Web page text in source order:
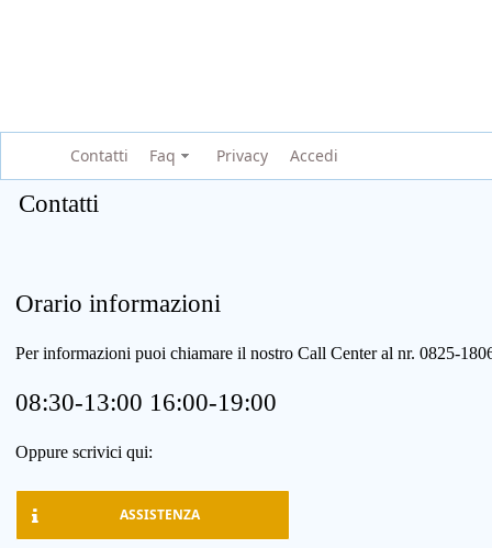
Contatti Faq Privacy Accedi
Contatti
Orario informazioni
Per informazioni puoi chiamare il nostro Call Center al nr. 0825-
08:30-13:00 16:00-19:00
Oppure scrivici qui:
ASSISTENZA